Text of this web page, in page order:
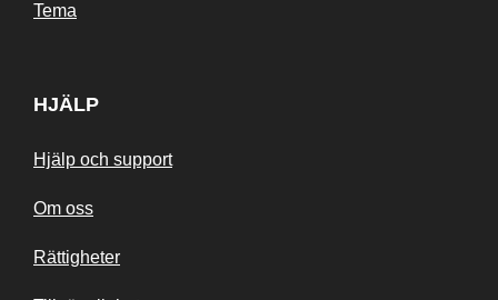
Tema
HJÄLP
Hjälp och support
Om oss
Rättigheter